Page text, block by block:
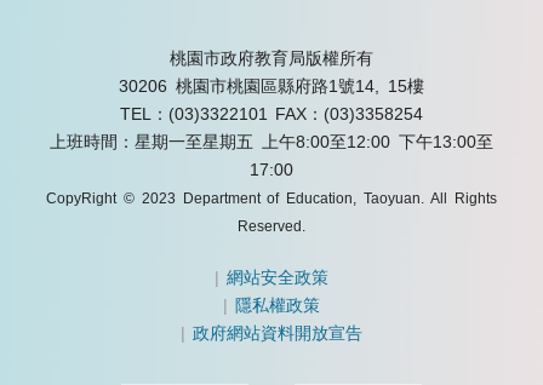
桃園市政府教育局版權所有
30206 桃園市桃園區縣府路1號14, 15樓
TEL：(03)3322101
FAX：(03)3358254
上班時間：星期一至星期五 上午8:00至12:00 下午13:00至
17:00
CopyRight © 2023 Department of Education, Taoyuan. All Rights
Reserved.
|網站安全政策
| 隱私權政策
|政府網站資料開放宣告